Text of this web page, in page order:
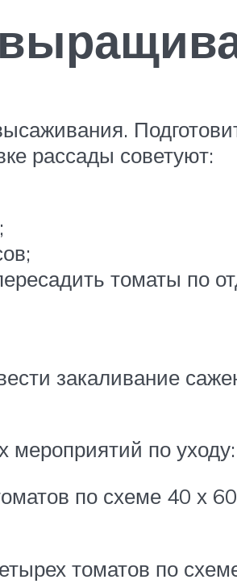
рассады советуют:
томаты по
закаливание
мероприятий по уходу:
по схеме 40 х
томатов по